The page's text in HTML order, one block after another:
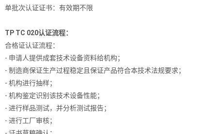
单批次认证证书：有效期不限
TP TC 020认证流程：
合格证认证流程：
- 申请人提供成套技术设备资料给机构；
- 制造商保证生产过程稳定且保证产品符合本技术法规要求；
- 机构进行抽样；
- 机构鉴定识别该技术设备性能；
- 进行样品测试，并分析测试报告；
- 进行工厂审核；